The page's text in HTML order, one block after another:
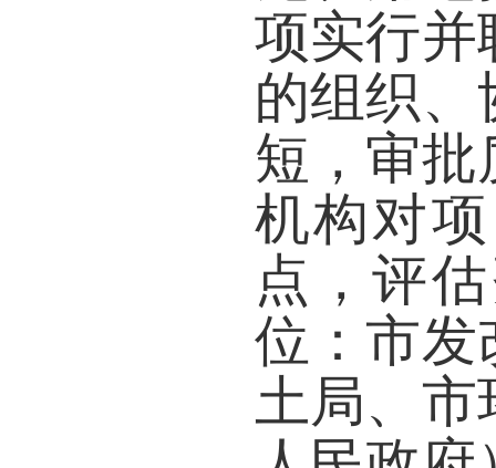
项实行并
的组织
短，审批
机构对
点，评
位：市发
土局、